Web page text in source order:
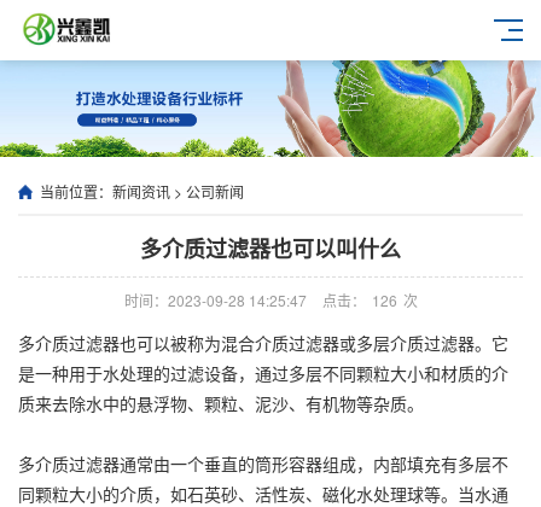
当前位置： 新闻资讯 > 公司新闻
多介质过滤器也可以叫什么
时间：2023-09-28 14:25:47 点击： 126 次
多介质过滤器也可以被称为混合介质过滤器或多层介质过滤器。它
是一种用于水处理的过滤设备，通过多层不同颗粒大小和材质的介
质来去除水中的悬浮物、颗粒、泥沙、有机物等杂质。
多介质过滤器通常由一个垂直的筒形容器组成，内部填充有多层不
同颗粒大小的介质，如石英砂、活性炭、磁化水处理球等。当水通